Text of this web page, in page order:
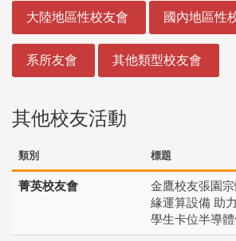
大陸地區性校友會 國內地區性
系所友會 其他類型校友會
其他校友活動
類別 標題
菁英校友會
金鷹校友張園
緣運算設備 助
學生卡位半導